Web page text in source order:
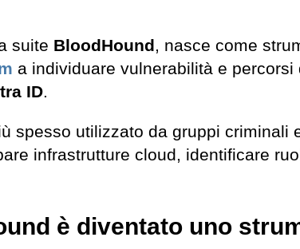
suite BloodHound, nasce come
a individuare vulnerabilità e
ID.
spesso utilizzato da gruppi criminali
infrastrutture cloud, identificare
è diventato uno